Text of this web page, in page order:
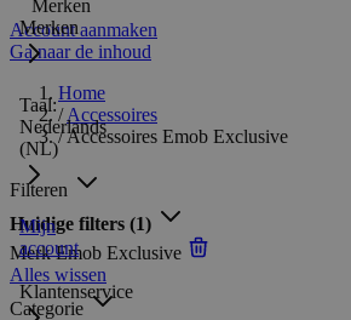
Merken
Taal:
Nederlands
(NL)
Mijn
account
Klantenservice
Account aanmaken
Ga naar de inhoud
Home
/ Accessoires
/Accessoires Emob Exclusive
Filteren
Huidige filters (1)
Merk Emob Exclusive
Alles wissen
Categorie